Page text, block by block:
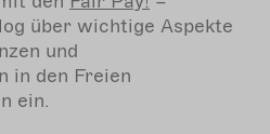
über wichtige Aspekte
und
in den Freien
ein.